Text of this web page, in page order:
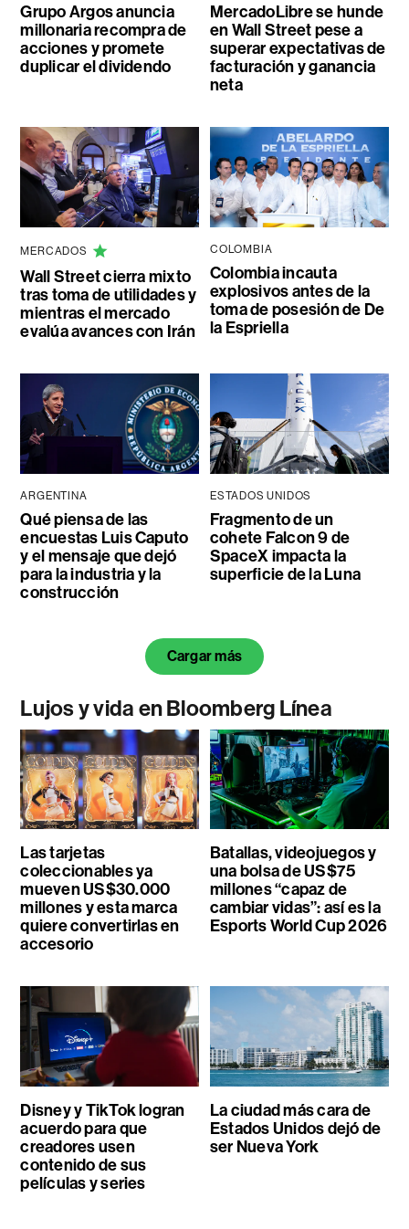
Grupo Argos anuncia
millonaria recompra de
acciones y promete
duplicar el dividendo
MercadoLibre se hunde
en Wall Street pese a
superar expectativas de
facturación y ganancia
neta
MERCADOS
Wall Street cierra mixto
tras toma de utilidades y
mientras el mercado
evalúa avances con Irán
COLOMBIA
Colombia incauta
explosivos antes de la
toma de posesión de De
la Espriella
ARGENTINA
Qué piensa de las
encuestas Luis Caputo
y el mensaje que dejó
para la industria y la
construcción
ESTADOS UNIDOS
Fragmento de un
cohete Falcon 9 de
SpaceX impacta la
superficie de la Luna
Cargar más
Lujos y vida en Bloomberg Línea
Las tarjetas
coleccionables ya
mueven US$30.000
millones y esta marca
quiere convertirlas en
accesorio
Batallas, videojuegos y
una bolsa de US$75
millones “capaz de
cambiar vidas”: así es la
Esports World Cup 2026
Disney y TikTok logran
acuerdo para que
creadores usen
contenido de sus
películas y series
La ciudad más cara de
Estados Unidos dejó de
ser Nueva York